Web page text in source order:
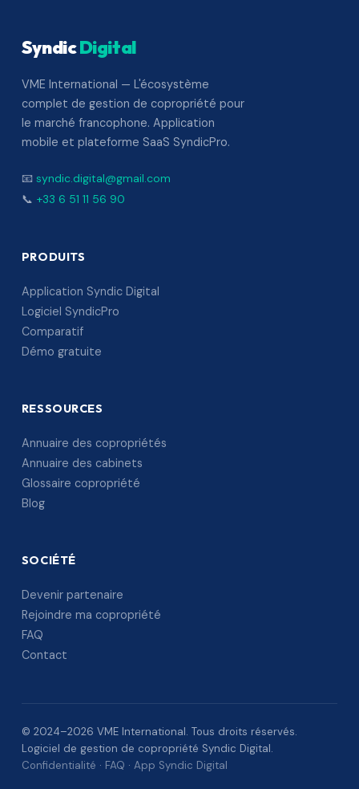
SyndicDigital
VME International — L'écosystème
complet de gestion de copropriété pour
le marché francophone. Application
mobile et plateforme SaaS SyndicPro.
📧 syndic.digital@gmail.com
📞 +33 6 51 11 56 90
PRODUITS
Application Syndic Digital
Logiciel SyndicPro
Comparatif
Démo gratuite
RESSOURCES
Annuaire des copropriétés
Annuaire des cabinets
Glossaire copropriété
Blog
SOCIÉTÉ
Devenir partenaire
Rejoindre ma copropriété
FAQ
Contact
© 2024–2026 VME International. Tous droits réservés.
Logiciel de gestion de copropriété Syndic Digital.
Confidentialité · FAQ · App Syndic Digital